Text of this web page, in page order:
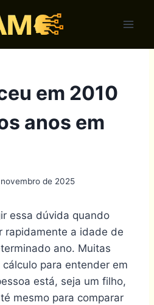
em 2010
anos em
de 2025
essa dúvida quando
rapidamente a idade de
ano. Muitas
para entender em
está, seja um filho,
mesmo para comparar